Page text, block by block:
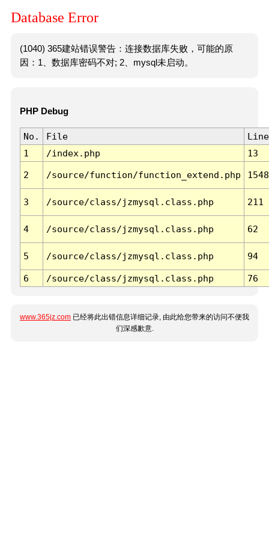
Database Error
(1040) 365建站错误警告：连接数据库失败，可能的原
因：1、数据库密码不对; 2、mysql未启动。
PHP Debug
No. File
Line
1
/index.php 13
2 /source/function/function_extend.php 1548
3 /source/class/jzmysql.class.php 211
4 /source/class/jzmysql.class.php 62
5 /source/class/jzmysql.class.php 94
6 /source/class/jzmysql.class.php 76
www.365jz.com 已经将此出错信息详细记录, 由此给您带来的访问不便我
们深感歉意.